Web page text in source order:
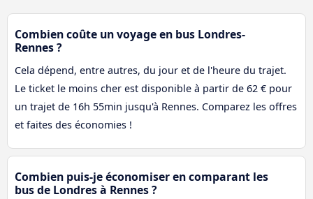
Combien coûte un voyage en bus Londres-
Rennes ?
Cela dépend, entre autres, du jour et de l'heure du trajet.
Le ticket le moins cher est disponible à partir de 62 € pour
un trajet de 16h 55min jusqu'à Rennes. Comparez les offres
et faites des économies !
Combien puis-je économiser en comparant les
bus de Londres à Rennes ?